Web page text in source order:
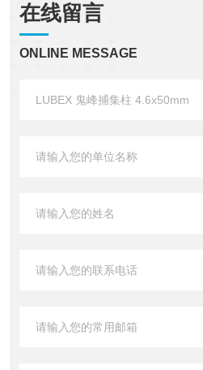
在线留言
ONLINE MESSAGE